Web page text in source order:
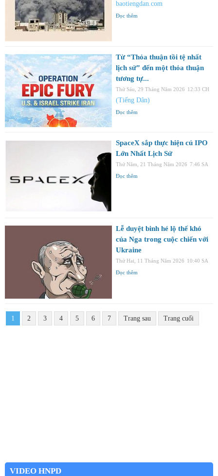
baotiengdan.com
Đọc thêm
Từ “Thỏa thuận tồi tệ nhất
lịch sử” đến một thỏa thuận
tương tự...
Thứ Sáu, 29 Tháng Năm 2026 12:33 CH
(Tiếng Dân)
Đọc thêm
SpaceX sắp thực hiện cú IPO
Lớn Nhất Lịch Sử
Thứ Năm, 21 Tháng Năm 2026 7:46 SA
Đọc thêm
Lễ duyệt binh hé lộ thế khó
của Nga trong cuộc chiến với
Ukraine
Thứ Hai, 11 Tháng Năm 2026 10:40 SA
Đọc thêm
1 2 3 4 5 6 7 Trang sau Trang cuối
VIDEO HNPD